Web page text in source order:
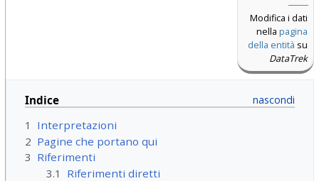
Modifica i dati
nella pagina
della entità su
DataTrek
Indice
1
Interpretazioni
2 Pagine che portano qui
3 Riferimenti
3.1
Riferimenti diretti